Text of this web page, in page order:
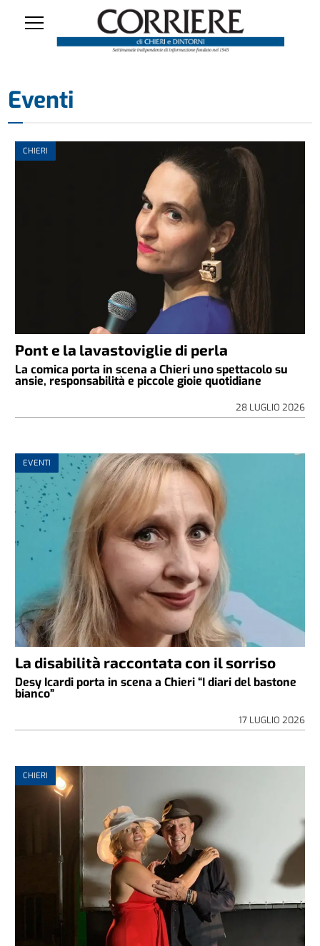
Eventi
CHIERI
Pont e la lavastoviglie di perla
La comica porta in scena a Chieri uno spettacolo su
ansie, responsabilità e piccole gioie quotidiane
28 LUGLIO 2026
EVENTI
La disabilità raccontata con il sorriso
Desy Icardi porta in scena a Chieri “I diari del bastone
bianco”
17 LUGLIO 2026
CHIERI